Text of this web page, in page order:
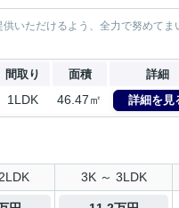
いただけるよう、全力で努めてま
間取り 面積 詳細
1LDK 46.47㎡ 詳細を見
3K ～ 3LDK